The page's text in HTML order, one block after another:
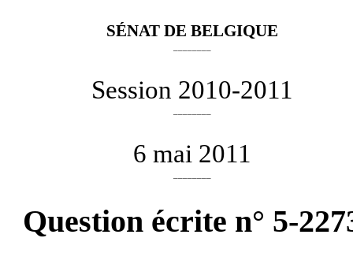
SÉNAT DE BELGIQUE
Session 2010-2011
6 mai 2011
Question écrite n° 5-